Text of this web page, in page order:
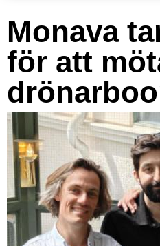
Monava
för att